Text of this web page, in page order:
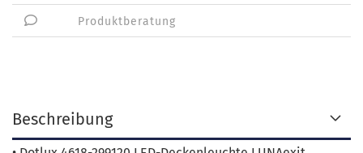
Produktberatung
Beschreibung